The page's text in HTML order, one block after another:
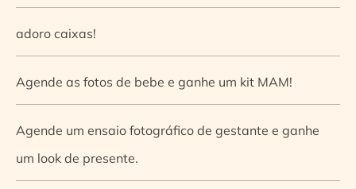
adoro caixas!
Agende as fotos de bebe e ganhe um kit MAM!
Agende um ensaio fotográfico de gestante e ganhe
um look de presente.